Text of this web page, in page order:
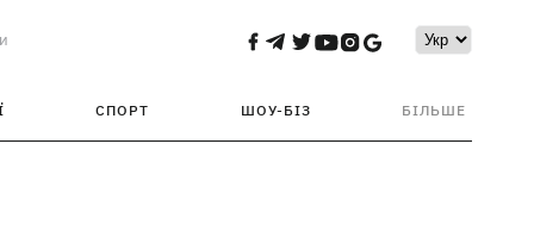
СПОРТ ШОУ-БІЗ БІЛЬШЕ